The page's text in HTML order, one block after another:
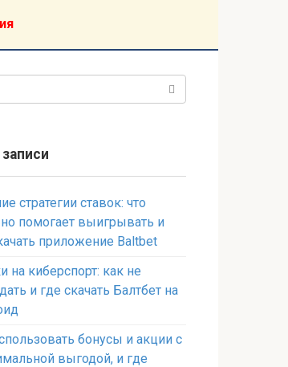
стратегии ставок: что
помогает выигрывать и
приложение Baltbet
на киберспорт: как не
и где скачать Балтбет на
бонусы и акции с
выгодой, и где